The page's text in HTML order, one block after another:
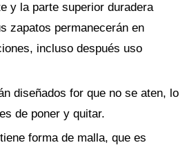
y la parte superior duradera
zapatos permanecerán en
incluso después uso
diseñados for que no se aten, lo
de poner y quitar.
forma de malla, que es